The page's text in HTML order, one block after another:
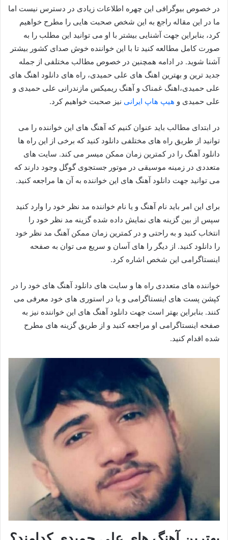
در خصوص بیوگرافی این چهره اطلاعات زیادی در دسترس نیست اما
ما در این مقاله راجع به این شخص صحبت هایی را مطرح خواهیم
کرد، بنابراین جهت آشنایی بیشتر با او می توانید این مطلب را به
صورت کامل مطالعه کنید تا با این خواننده خوش صدای کشور بیشتر
آشنا شوید. در ادامه همچنین در خصوص مطالب مختلفی از جمله
جديد ترین و بهترین اهنگ های علی حمیدی، راه های دانلود اهنگ های
علی حمیدی،اهنگ غمناک و آهنگ ریمیکس مازندرانی علی حمیدی و
علی حمیدی و هیپ هاپ ایرانی نیز صحبت خواهیم کرد.
در ابتدای مطالب باید عنوان کنیم که آهنگ های این خواننده را می
توانید از طريق راه‌ های مختلفی دانلود کنید که برخی از این راه ها
دانلود آهنگ را در کمترین زمان ممکن میسر می کند. سایت های
متعددی در زمینه موسیقی در موتور جستجوی گوگل وجود دارند که
می توانید جهت دانلود آهنگ های این خواننده به آن ها مراجعه کنید.
برای این امر باید نام آهنگ و یا نام خواننده مد نظر خود را وارد کنید
سپس از بین گزینه های نمایش داده شده گزینه مد نظر خود را
انتخاب کنید و به راحتی و در کمترین زمان ممکن آهنگ مد نظر خود
را دانلود کنید. از دیگر را های آسان و سریع می توان به صفحه
اینستاگرامی این شخص اشاره کرد.
خواننده های متعددی راه ها و سایت های دانلود آهنگ های خود را در
کپشن پست های اینستاگرامی و یا در استوری های خود معرفی می
کنند. بنابراین بهتر است جهت دانلود آهنگ های این خواننده نیز به
صفحه اینستاگرامی او مراجعه کنید و از طريق گزینه های مطرح
شده اقدام کنید.